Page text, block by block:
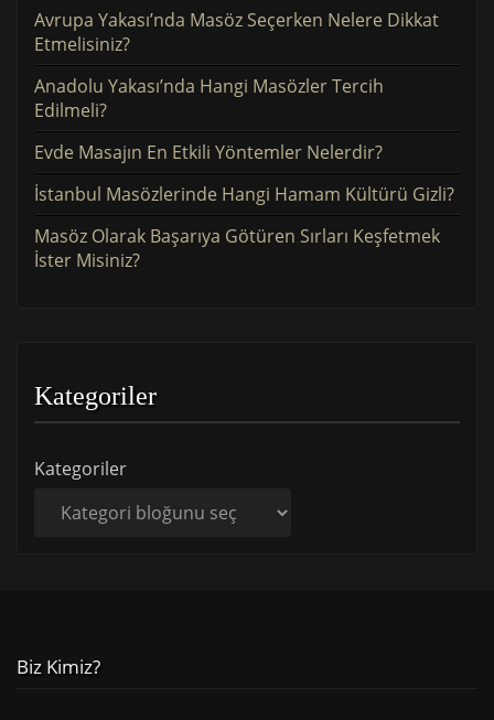
Avrupa Yakası’nda Masöz Seçerken Nelere Dikkat
Etmelisiniz?
Anadolu Yakası’nda Hangi Masözler Tercih
Edilmeli?
Evde Masajın En Etkili Yöntemler Nelerdir?
İstanbul Masözlerinde Hangi Hamam Kültürü Gizli?
Masöz Olarak Başarıya Götüren Sırları Keşfetmek
İster Misiniz?
Kategoriler
Kategoriler
Biz Kimiz?